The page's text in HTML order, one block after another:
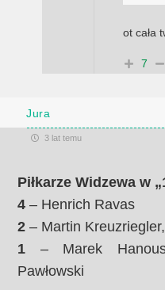
ot cała
7
Jura
3 lat temu
Piłkarze Widzewa w
4 – Henrich Ravas
2 – Martin
1 – Marek
Pawłowski